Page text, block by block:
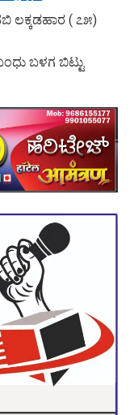
ಲಕ್ಕಡಹಾರ ( ೭೫)
ಬಳಗ ಬಿಟ್ಟು